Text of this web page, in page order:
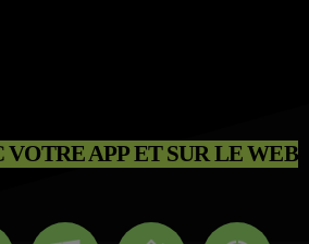
VOTRE APP ET SUR LE WEB